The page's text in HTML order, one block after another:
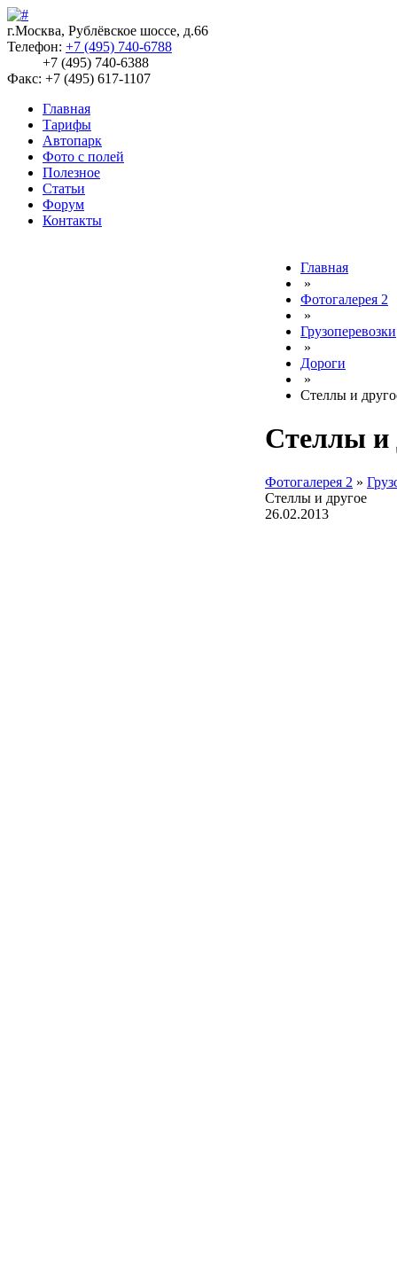
г.Москва, Рублёвское шоссе, д.66
Телефон: +7 (495) 740-6788
+7 (495) 740-6388
Факс: +7 (495) 617-1107
Главная
Тарифы
Автопарк
Фото с полей
Полезное
Статьи
Форум
Контакты
Главная
»
Фотогалерея 2
»
Грузоперевозки
»
Дороги
»
Стеллы и
Стеллы и
Фотогалерея 2 »
Стеллы и другое
26.02.2013